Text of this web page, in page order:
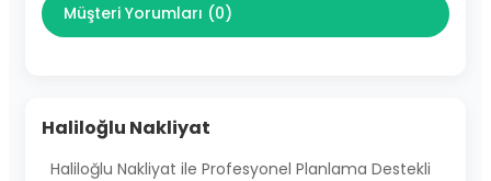
Müşteri Yorumları (0)
Haliloğlu Nakliyat
Haliloğlu Nakliyat ile Profesyonel Planlama Destekli